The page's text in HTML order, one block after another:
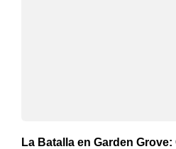
La Batalla en Garden